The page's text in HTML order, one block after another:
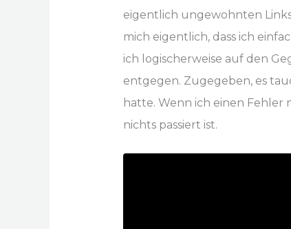
eigentlich ungewohnten
mich eigentlich, dass ich
ich logischerweise auf den
entgegen. Zugegeben, es
hatte. Wenn ich einen Fehler
nichts passiert ist.